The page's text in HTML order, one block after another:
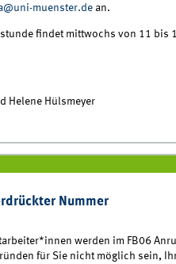
muenster.dean.
findet mittwochs von 11
Helene Hülsmeyer
Nummer
werden im FB06
für Sie nicht möglich sein,